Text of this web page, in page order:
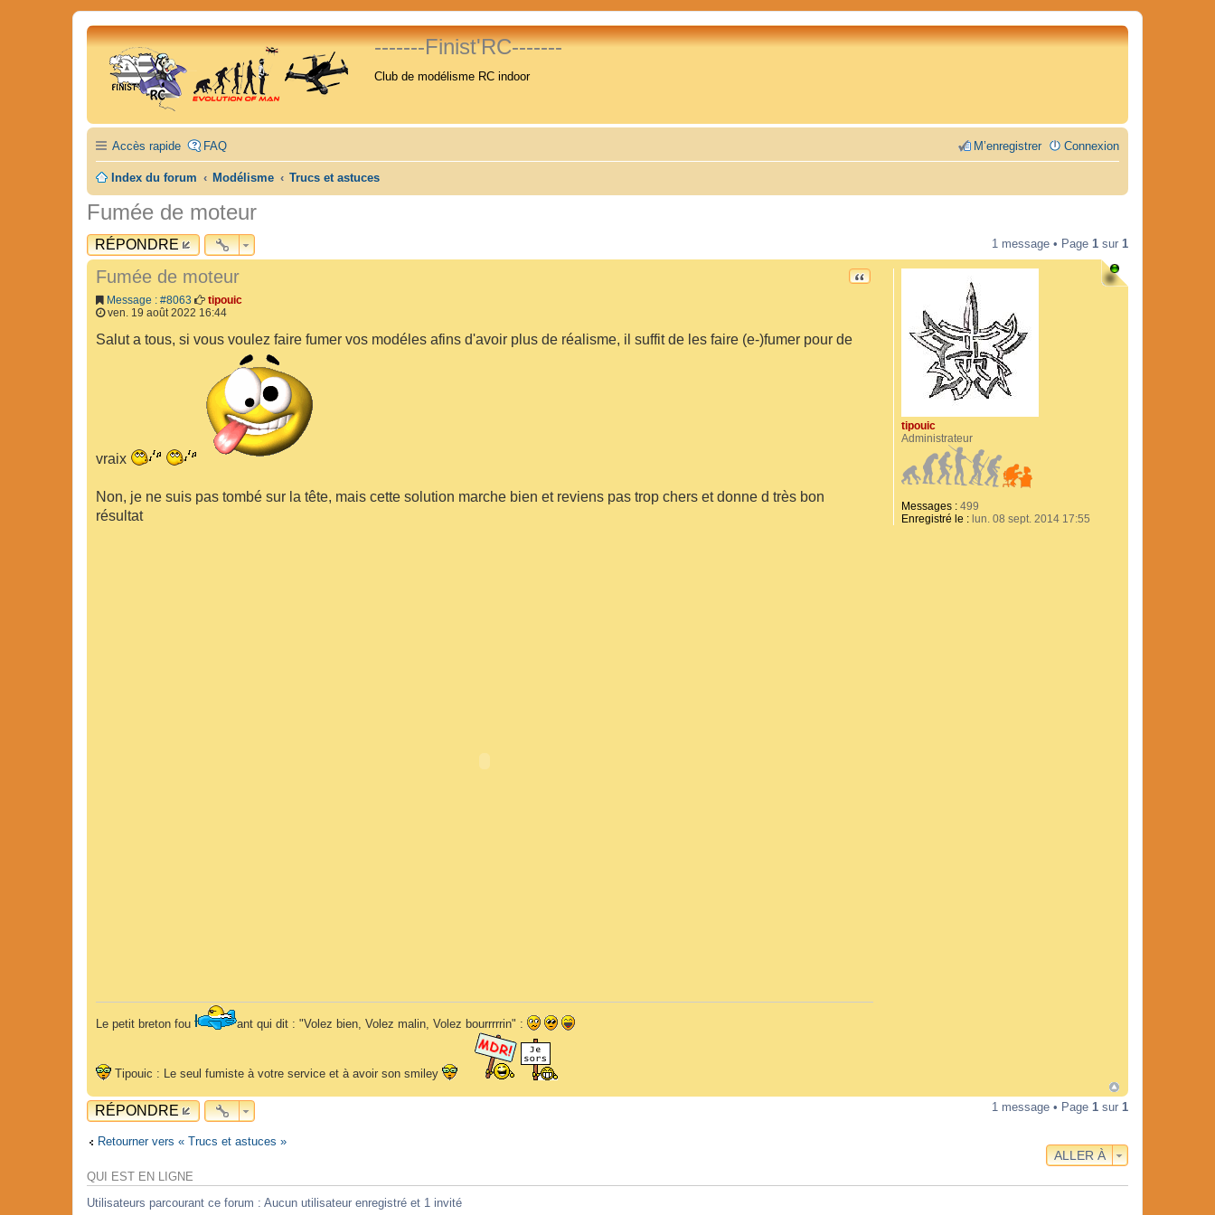
-------Finist'RC-------
Club de modélisme RC indoor
Accès rapide FAQ Connexion
M’enregistrer
Index du forum Modélisme Trucs et astuces
Fumée de moteur
RÉPONDRE 1 message • Page 1 sur 1
tipouic
Administrateur
Messages :499
Enregistré le :lun. 08 sept. 2014 17:55
Fumée de moteur CITATION
Message : #8063
tipouic
ven. 19 août 2022 16:44
Salut a tous, si vous voulez faire fumer vos modéles afins d'avoir plus de réalisme, il suffit de les faire (e-)fumer pour de
vraix
Non, je ne suis pas tombé sur la tête, mais cette solution marche bien et reviens pas trop chers et donne d très bon
résultat
Le petit breton fou ant qui dit : "Volez bien, Volez malin, Volez bourrrrrin" :
Tipouic : Le seul fumiste à votre service et à avoir son smiley
RÉPONDRE 1 message • Page 1 sur 1
Retourner vers « Trucs et astuces »
ALLER À
QUI EST EN LIGNE
Utilisateurs parcourant ce forum : Aucun utilisateur enregistré et 1 invité